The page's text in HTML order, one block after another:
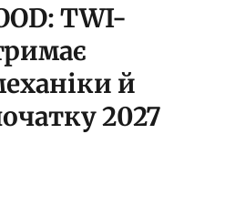
TWI-
й
2027